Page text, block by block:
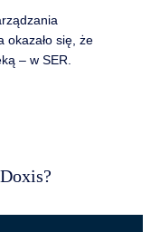
okazało się, że
– w SER.